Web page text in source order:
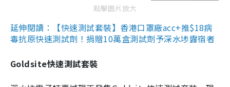
點擊圖片放大
延伸閱讀：【快速測試套裝】香港口罩廠acc+推$18病
毒抗原快速測試劑！捐贈10萬盒測試劑予深水埗露宿者
Goldsite快速測試套裝